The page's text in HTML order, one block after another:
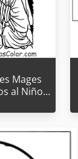
Mages
al Niño…